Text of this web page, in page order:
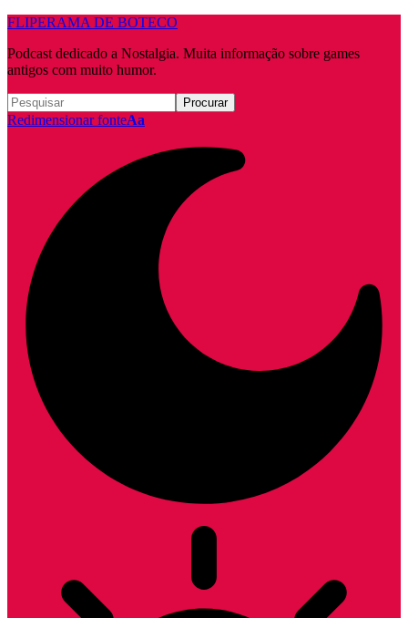
FLIPERAMA DE BOTECO
Podcast dedicado a Nostalgia. Muita informação sobre games
antigos com muito humor.
Redimensionar fonteAa